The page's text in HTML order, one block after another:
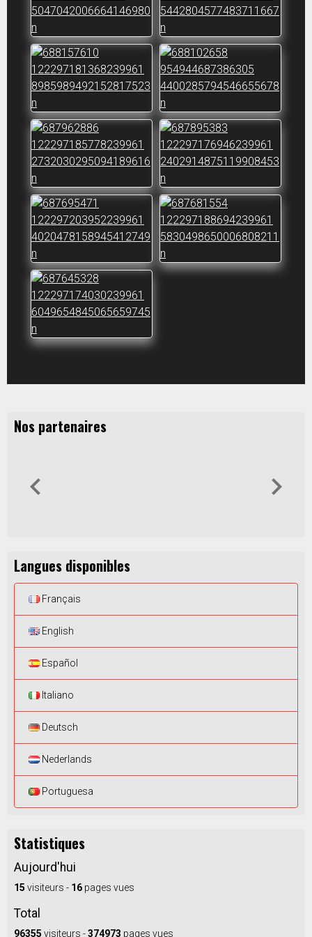
Nos partenaires
Langues disponibles
Français
English
Español
Italiano
Deutsch
Nederlands
Portuguesa
Statistiques
Aujourd'hui
15 visiteurs - 16 pages vues
Total
96355 visiteurs -374973 pages vues